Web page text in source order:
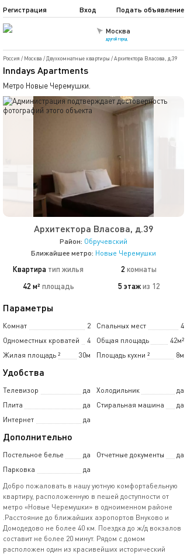
Москва
другой город
Подать объявление
Регистрация Вход
Россия / Москва / Двухкомнатные квартиры /Архитектора Власова, д.39
Inndays Apartments
Метро Новые Черемушки.
Архитектора Власова, д.39
Район: Обручевский
Ближайшее метро: Новые Черемушки
Квартира тип жилья 2 комнаты
42 м² площадь 5 этаж из 12
Параметры
Комнат 2 Спальных мест
4
Одноместных кроватей
4 Общая площадь
42м²
Жилая площадь
30м
² Площадь кухни 8м
²
Удобства
Телевизор да Холодильник
да
Плита
да Стиральная машина
да
Интернет
да
Дополнительно
Постельное белье да Отчетные документы
да
Парковка
да
Добро пожаловать в нашу уютную комфортабельную
квартиру, расположенную в пешей доступности от
метро «Новые Черемушки» в одноименном районе
.Расстояние до ближайших аэропортов Внуково и
Домодедово не более 40 км. Поездка до ж/д вокзалов
составит не более 20 минут. Рядом с домом
расположен один из красивейших исторический